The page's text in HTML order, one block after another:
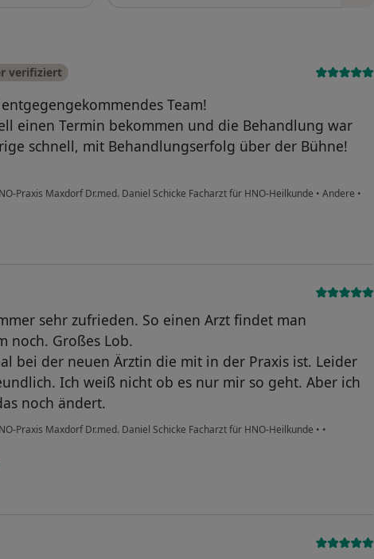
verifiziert
Team!
einen Termin bekommen und die Behandlung war
schnell, mit Behandlungserfolg über der Bühne!
Praxis Maxdorf Dr.med. Daniel Schicke Facharzt für HNO-Heilkunde • Andere •
sehr zufrieden. So einen Arzt findet man
noch. Großes Lob.
bei der neuen Ärztin die mit in der Praxis ist. Leider
Ich weiß nicht ob es nur mir so geht. Aber ich
noch ändert.
Praxis Maxdorf Dr.med. Daniel Schicke Facharzt für HNO-Heilkunde • •